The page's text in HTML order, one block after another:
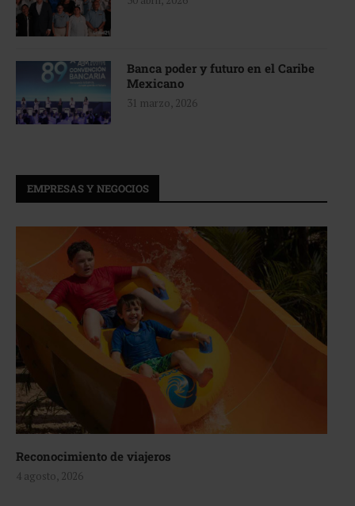
Banca poder y futuro en el Caribe
Mexicano
31 marzo, 2026
EMPRESAS Y NEGOCIOS
Reconocimiento de viajeros
4 agosto, 2026